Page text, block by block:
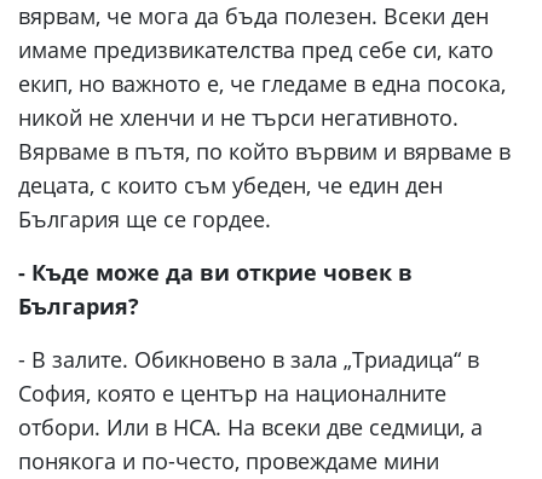
вярвам, че мога да бъда полезен. Всеки ден
имаме предизвикателства пред себе си, като
екип, но важното е, че гледаме в една посока,
никой не хленчи и не търси негативното.
Вярваме в пътя, по който вървим и вярваме в
децата, с които съм убеден, че един ден
България ще се гордее.
- Къде може да ви открие човек в
България?
- В залите. Обикновено в зала „Триадица“ в
София, която е център на националните
отбори. Или в НСА. На всеки две седмици, а
понякога и по-често, провеждаме мини